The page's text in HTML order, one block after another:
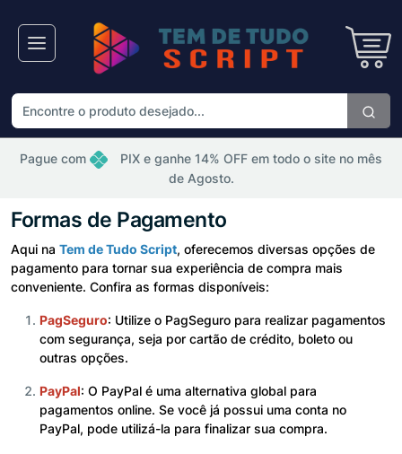
Pague com
PIX e ganhe 14% OFF em todo o site no mês
de Agosto.
Formas de Pagamento
Aqui na Tem de Tudo Script, oferecemos diversas opções de
pagamento para tornar sua experiência de compra mais
conveniente. Confira as formas disponíveis:
PagSeguro: Utilize o PagSeguro para realizar pagamentos
com segurança, seja por cartão de crédito, boleto ou
outras opções.
PayPal: O PayPal é uma alternativa global para
pagamentos online. Se você já possui uma conta no
PayPal, pode utilizá-la para finalizar sua compra.